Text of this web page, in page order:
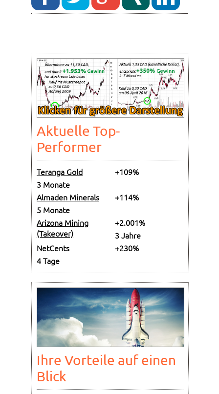
Aktuelle Top-
Performer
Teranga Gold
+109%
3 Monate
Almaden Minerals
+114%
5 Monate
Arizona Mining
(Takeover)
+2.001%
3 Jahre
NetCents
+230%
4 Tage
Ihre Vorteile auf einen
Blick